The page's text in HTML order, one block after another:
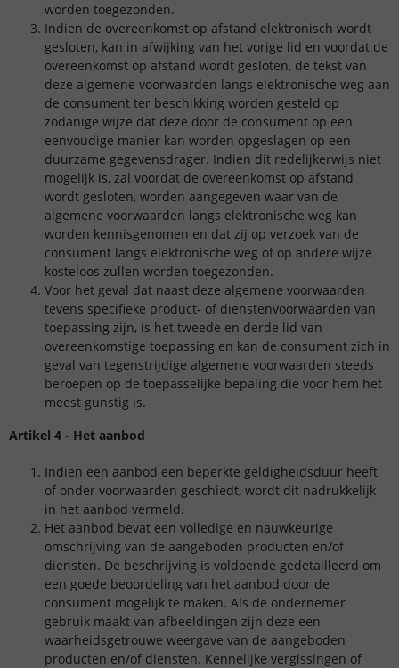
worden toegezonden.
Indien de overeenkomst op afstand elektronisch wordt
gesloten, kan in afwijking van het vorige lid en voordat de
overeenkomst op afstand wordt gesloten, de tekst van
deze algemene voorwaarden langs elektronische weg aan
de consument ter beschikking worden gesteld op
zodanige wijze dat deze door de consument op een
eenvoudige manier kan worden opgeslagen op een
duurzame gegevensdrager. Indien dit redelijkerwijs niet
mogelijk is, zal voordat de overeenkomst op afstand
wordt gesloten, worden aangegeven waar van de
algemene voorwaarden langs elektronische weg kan
worden kennisgenomen en dat zij op verzoek van de
consument langs elektronische weg of op andere wijze
kosteloos zullen worden toegezonden.
Voor het geval dat naast deze algemene voorwaarden
tevens specifieke product- of dienstenvoorwaarden van
toepassing zijn, is het tweede en derde lid van
overeenkomstige toepassing en kan de consument zich in
geval van tegenstrijdige algemene voorwaarden steeds
beroepen op de toepasselijke bepaling die voor hem het
meest gunstig is.
Artikel 4 - Het aanbod
Indien een aanbod een beperkte geldigheidsduur heeft
of onder voorwaarden geschiedt, wordt dit nadrukkelijk
in het aanbod vermeld.
Het aanbod bevat een volledige en nauwkeurige
omschrijving van de aangeboden producten en/of
diensten. De beschrijving is voldoende gedetailleerd om
een goede beoordeling van het aanbod door de
consument mogelijk te maken. Als de ondernemer
gebruik maakt van afbeeldingen zijn deze een
waarheidsgetrouwe weergave van de aangeboden
producten en/of diensten. Kennelijke vergissingen of